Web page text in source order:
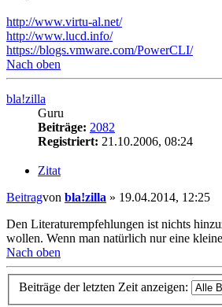
http://www.virtu-al.net/
http://www.lucd.info/
https://blogs.vmware.com/PowerCLI/
Nach oben
bla!zilla
Guru
Beiträge: 2082
Registriert: 21.10.2006, 08:24
Zitat
Beitragvon bla!zilla » 19.04.2014, 12:25
Den Literaturempfehlungen ist nichts
wollen. Wenn man natürlich nur eine
Nach oben
Beiträge der letzten Zeit anzeigen: